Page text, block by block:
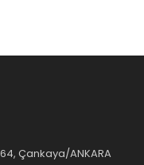
Çankaya/ANKARA